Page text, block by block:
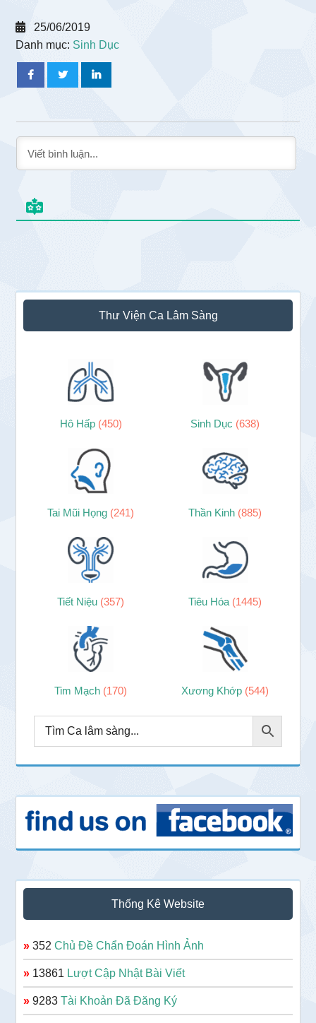
25/06/2019
Danh mục: Sinh Dục
Sidebar
chính
Thư Viện Ca Lâm Sàng
Hô Hấp (450) Sinh Dục (638)
Tai Mũi Họng (241) Thần Kinh (885)
Tiết Niệu (357) Tiêu Hóa (1445)
Tim Mạch (170) Xương Khớp (544)
Thống Kê Website
» 352Chủ Đề Chẩn Đoán Hình Ảnh
» 13861 Lượt Cập Nhật Bài Viết
» 9283Tài Khoản Đã Đăng Ký